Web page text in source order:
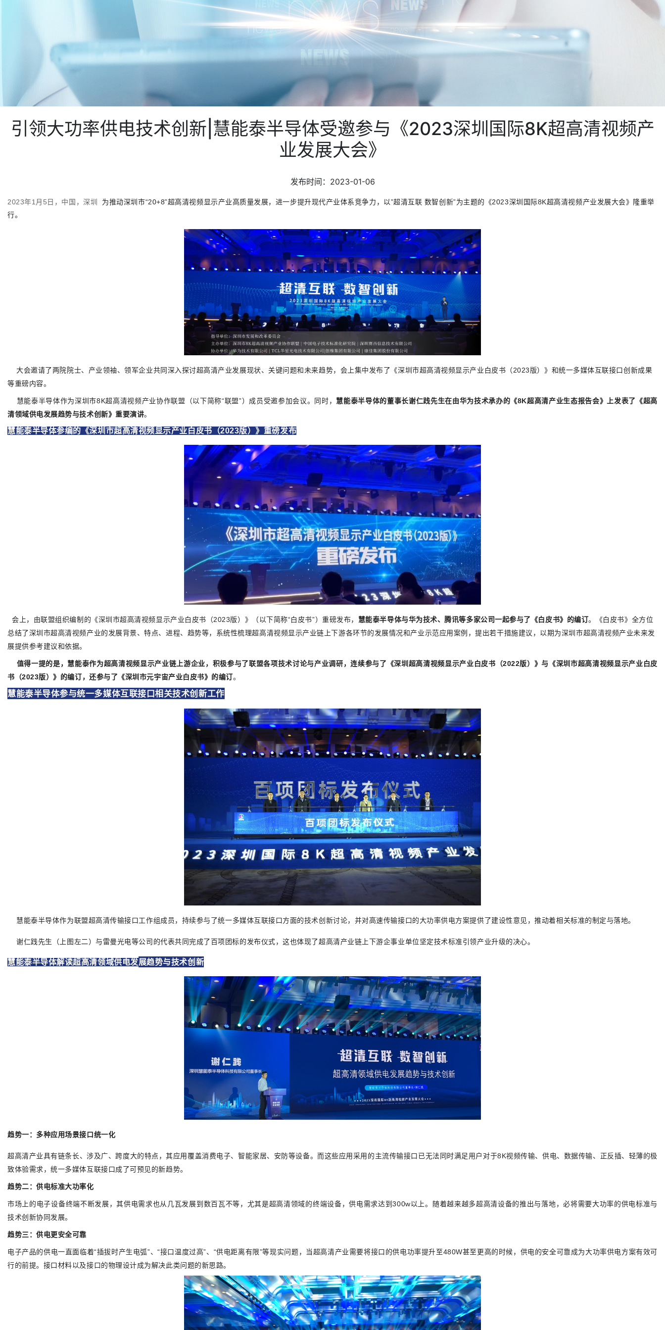
引领大功率供电技术创新|慧能泰半导体受邀参与《2023深圳国际8K超高清视频产
业发展大会》
发布时间：2023-01-06
2023年1月5日，中国，深圳
为推动深圳市“20+8”超高清视频显示产业高质量发展，进一步提升现代产业体系竞争力，以”超清互联 数智创新”为主题的《2023深圳国际8K超高清视频产业发展大会》隆重举
行。
大会邀请了两院院士、产业领袖、领军企业共同深入探讨超高清产业发展现状、关键问题和未来趋势，会上集中发布了《深圳市超高清视频显示产业白皮书（2023版）》和统一多媒体互联接口创新成果
等重磅内容。
慧能泰半导体作为深圳市8K超高清视频产业协作联盟 （以下简称“联盟”） 成员 受邀参加会议。同时， 慧能泰半导体的董事长谢仁践先生在由华为技术承办的《8K超高清产业生态报告会》上发表了《超高
清领域供电发展趋势与技术创新》重要演讲。
慧能泰半导体参编的《深圳市超高清视频显示产业白皮书（2023版）》重磅发布
会上，由联盟组织编制的《深圳市超高清视频显示产业白皮书（2023版）》（以下简称“白皮书”）重磅发布， 慧能泰半导体与华为技术、腾讯等多家公司一起参与了《白皮书》的编订。《白皮书》全方位
总结了深圳市超高清视频产业的发展背景、特点、进程、趋势等，系统性梳理超高清视频显示产业链上下游各环节的发展情况和产业示范应用案例，提出若干措施建议，以期为深圳市超高清视频产业未来发
展提供参考建议和依据。
值得一提的是，慧能泰作为超高清视频显示产业链上游企业， 积极参与了联盟各项技术讨论与产业调研，连续参与了《深圳超高清视频显示产业白皮书（2022版）》与《深圳市超高清视频显示产业白皮
书（2023版）》的编订，还参与了《深圳市元宇宙产业白皮书》的编订。
慧能泰半导体参与统一多媒体互联接口相关技术创新工作
慧能泰半导体作为联盟超高清传输接口工作组成员，持续参与了统一多媒体互联接口方面的技术创新讨论，并对高速传输接口的大功率供电方案提供了建设性意见，推动着相关标准的制定与落地。
谢仁践先生（上图左二）与雷曼光电等公司的代表共同完成了百项团标的发布仪式，这也体现了超高清产业链上下游企事业单位坚定技术标准引领产业升级的决心。
慧能泰半导体解读超高清领域供电发展趋势与技术创新
趋势一：多种应用场景接口统一化
超高清产业具有链条长、涉及广、跨度大的特点，其应用覆盖消费电子、智能家居、安防等设备。而这些应用采用的主流传输接口已无法同时满足用户对于8K视频传输、供电、数据传输、正反插、轻薄的极
致体验需求，统一多媒体互联接口成了可预见的新趋势。
趋势二：供电标准大功率化
市场上的电子设备终端不断发展，其供电需求也从几瓦发展到数百瓦不等，尤其是超高清领域的终端设备，供电需求达到300w以上。
随着越来越多超高清设备的推出与落地，必将需要大功率的供电标准与
技术创新协同发展。
趋势三：供电更安全可靠
电子产品的供电一直面临着“插拔时产生电弧”、“接口温度过高”、“供电距离有限”等现实问题，当超高清产业需要将接口的供电功率提升至480W甚至更高的时候，供电的安全可靠成为大功率供电方案有效可
行的前提。接口材料以及接口的物理设计成为解决此类问题的新思路。